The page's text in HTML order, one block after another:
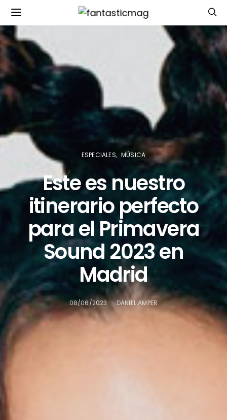
ESPECIALES MÚSICA
Este es nuestro
itinerario perfecto
para el Primavera
Sound 2023 en
Madrid
08/06/2023 DANIEL AMPER